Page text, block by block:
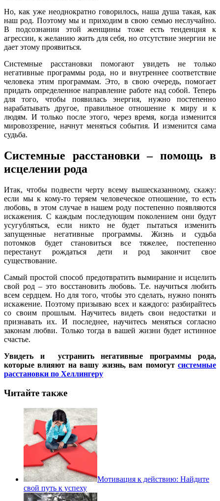
Но, как уже неоднократно говорилось, наша душа такая, как
наш род. Поэтому мы и приходим в свою семью неслучайно.
В подсознании этой женщины тоже есть тенденция к
агрессии, к желанию жить для себя, но отсутствие энергии не
дает этому проявиться.
Системные расстановки помогают увидеть не только
негативные программы рода, но и внутреннее соответствие
человека этим программам. Это, в свою очередь, помогает
придать определенное направление работе над собой. Теперь
для того, чтобы появилась энергия, нужно постепенно
нарабатывать другое, правильное отношение к миру и к
людям. И только после этого, через время, когда изменится
мировоззрение, начнут меняться события. И изменится сама
судьба.
Системные расстановки – помощь в
исцелении рода
Итак, чтобы подвести черту всему вышесказанному, скажу:
если мы к кому-то теряем человеческое отношение, то есть
любовь, в этом случае в нашем роду постепенно появляются
искажения. С каждым последующим поколением они будут
усугубляться, если никто не будет пытаться изменить
запущенные негативные программы. Жизнь и судьба
потомков будет становиться все тяжелее, постепенно
перестанут рождаться дети и род закончит свое
существование.
Самый простой способ предотвратить вымирание и исцелить
свой род – это восстановить любовь. Т.е. научиться любить
всем сердцем. Но для того, чтобы это сделать, нужно понять
искажение. Поэтому призываю всех и каждого: разбирайтесь
со своим прошлым. Научитесь видеть свои недостатки и
признавать их. И последнее, научитесь меняться согласно
законам любви. Только тогда в вашей жизни будет истинное
счастье.
Увидеть и устранить негативные программы рода,
которые влияют на вашу жизнь, вам помогут системные
расстановки по Хеллингеру
Читайте также
Мотивация к действию: Найдите
свой путь к успеху